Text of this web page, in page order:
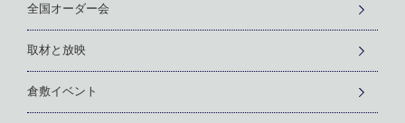
全国オーダー会
取材と放映
倉敷イベント